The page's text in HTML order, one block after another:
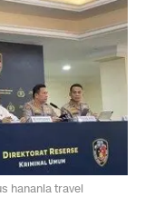
hanania travel